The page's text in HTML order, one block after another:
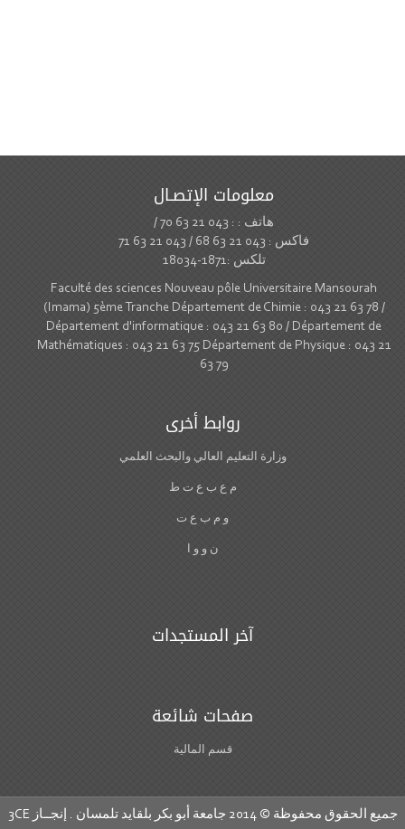
معلومات الإتصـال
هاتف : : 043 21 63 70 /
فاكس : 043 21 63 68 / 043 21 63 71
تلكس :1871-18034
Faculté des sciences Nouveau pôle Universitaire Mansourah
(Imama) 5ème Tranche Département de Chimie : 043 21 63 78 /
Département d'informatique : 043 21 63 80 / Département de
Mathématiques : 043 21 63 75 Département de Physique : 043 21
63 79
روابط أخرى
وزارة التعليم العالي والبحث العلمي
م ع ب ع ت ط
و م ب ع ت
ن و و ا
آخر المستجدات
صفحات شائعة
قسم المالية
جميع الحقوق محفوظة © 2014 جامعة أبو بكر بلقايد تلمسان . إنجــاز 3CE